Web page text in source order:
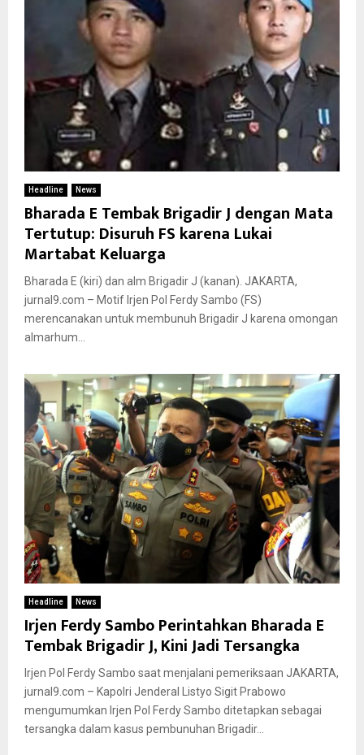
Headline News
Bharada E Tembak Brigadir J dengan Mata
Tertutup: Disuruh FS karena Lukai
Martabat Keluarga
Bharada E (kiri) dan alm Brigadir J (kanan). JAKARTA,
jurnal9.com – Motif Irjen Pol Ferdy Sambo (FS)
merencanakan untuk membunuh Brigadir J karena omongan
almarhum...
Headline News
Irjen Ferdy Sambo Perintahkan Bharada E
Tembak Brigadir J, Kini Jadi Tersangka
Irjen Pol Ferdy Sambo saat menjalani pemeriksaan JAKARTA,
jurnal9.com – Kapolri Jenderal Listyo Sigit Prabowo
mengumumkan Irjen Pol Ferdy Sambo ditetapkan sebagai
tersangka dalam kasus pembunuhan Brigadir...